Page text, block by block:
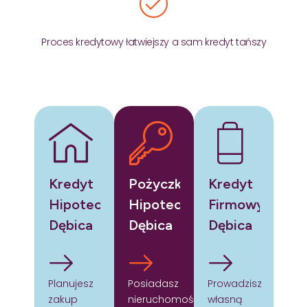
Proces kredytowy łatwiejszy a sam kredyt tańszy
Kredyt
Hipoteczny
Dębica
Planujesz
zakup
Pożyczka
Hipoteczna
Dębica
Posiadasz
nieruchomość
Kredyt
Firmowy
Dębica
Prowadzisz
własną